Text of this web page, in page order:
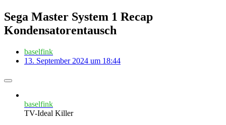
Sega Master System 1 Recap
Kondensatorentausch
baselfink
13. September 2024 um 18:44
baselfink
TV-Ideal Killer